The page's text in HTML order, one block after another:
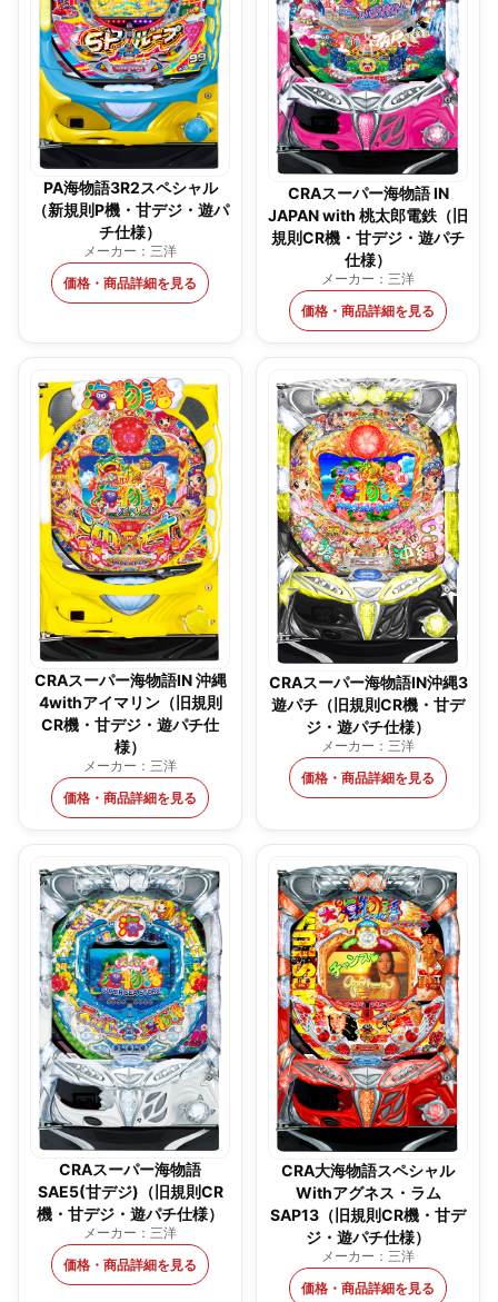
PA海物語3R2スペシャル
（新規則P機・甘デジ・遊パ
チ仕様）
メーカー：三洋
価格・商品詳細を見る
CRAスーパー海物語 IN
JAPAN with 桃太郎電鉄（旧
規則CR機・甘デジ・遊パチ
仕様）
メーカー：三洋
価格・商品詳細を見る
CRAスーパー海物語IN 沖縄
4withアイマリン（旧規則
CR機・甘デジ・遊パチ仕
様）
メーカー：三洋
価格・商品詳細を見る
CRAスーパー海物語IN沖縄3
遊パチ（旧規則CR機・甘デ
ジ・遊パチ仕様）
メーカー：三洋
価格・商品詳細を見る
CRAスーパー海物語
SAE5(甘デジ)（旧規則CR
機・甘デジ・遊パチ仕様）
メーカー：三洋
価格・商品詳細を見る
CRA大海物語スペシャル
Withアグネス・ラム
SAP13（旧規則CR機・甘デ
ジ・遊パチ仕様）
メーカー：三洋
価格・商品詳細を見る